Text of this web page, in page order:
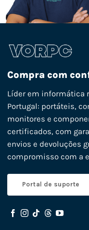
Compra com
Líder em informática
Portugal: portáteis,
monitores e
certificados, com
envios e devoluções
compromisso com a
Portal de suporte